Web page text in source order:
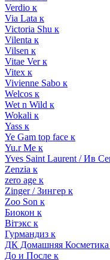
Verdio к
Via Lata к
Victoria Shu к
Vilenta к
Vilsen к
Vitae Ver к
Vitex к
Vivienne Sabo к
Welcos к
Wet n Wild к
Wokali к
Yass к
Ye Gam top face к
Yu.r Me к
Yves Saint Laurent / Ив
Zenzia к
zero age к
Zinger / Зингер к
Zoo Son к
Биокон к
Вiтэкс к
Гурмандиз к
ДК Домашняя Косметика
До и После к